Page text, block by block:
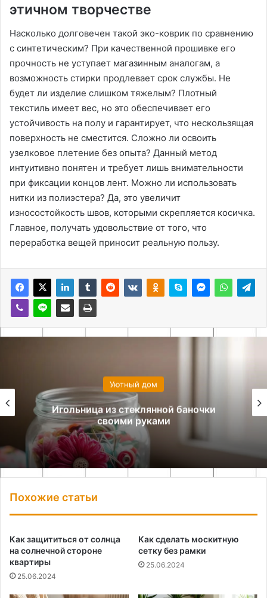
этичном творчестве
Насколько долговечен такой эко-коврик по сравнению
с синтетическим? При качественной прошивке его
прочность не уступает магазинным аналогам, а
возможность стирки продлевает срок службы. Не
будет ли изделие слишком тяжелым? Плотный
текстиль имеет вес, но это обеспечивает его
устойчивость на полу и гарантирует, что нескользящая
поверхность не сместится. Сложно ли освоить
узелковое плетение без опыта? Данный метод
интуитивно понятен и требует лишь внимательности
при фиксации концов лент. Можно ли использовать
нитки из полиэстера? Да, это увеличит
износостойкость швов, которыми скрепляется косичка.
Главное, получать удовольствие от того, что
переработка вещей приносит реальную пользу.
Уютный дом
Игольница из стеклянной баночки
своими руками
Похожие статьи
Как защититься от солнца
на солнечной стороне
квартиры
25.06.2024
Как сделать москитную
сетку без рамки
25.06.2024